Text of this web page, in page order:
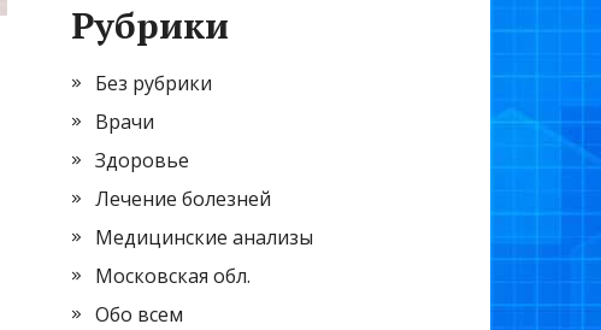
Рубрики
Без рубрики
Врачи
Здоровье
Лечение болезней
Медицинские анализы
Московская обл.
Обо всем